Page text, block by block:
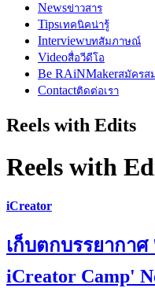
Newsข่าวสาร
Tipsเทคนิคน่ารู้
Interviewบทสัมภาษณ์
Videoสื่อวีดีโอ
Be RAiNMakerสมัครส
Contactติดต่อเรา
Reels with Edits
Reels with
iCreator
เก็บตกบรรยากาศ
iCreator Camp'